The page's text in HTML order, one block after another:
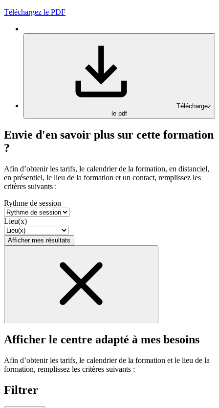
Téléchargez le PDF
Téléchargez
le pdf
Envie d'en savoir plus sur cette formation
?
Afin d’obtenir les tarifs, le calendrier de la formation, en distanciel,
en présentiel, le lieu de la formation et un contact, remplissez les
critères suivants :
Rythme de session
Lieu(x)
Afficher mes résultats
Afficher le centre adapté à mes besoins
Afin d’obtenir les tarifs, le calendrier de la formation et le lieu de la
formation, remplissez les critères suivants :
Filtrer